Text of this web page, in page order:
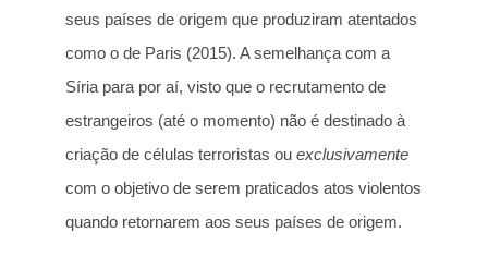
seus países de origem que produziram atentados
como o de Paris (2015). A semelhança com a
Síria para por aí, visto que o recrutamento de
estrangeiros (até o momento) não é destinado à
criação de células terroristas ou exclusivamente
com o objetivo de serem praticados atos violentos
quando retornarem aos seus países de origem.